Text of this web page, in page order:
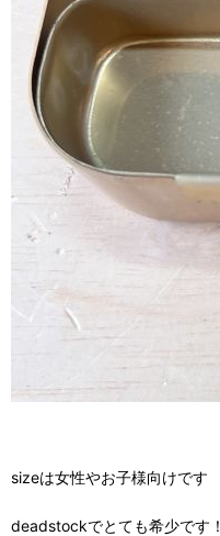
sizeは女性やお子様向けです
deadstockでとても希少です！